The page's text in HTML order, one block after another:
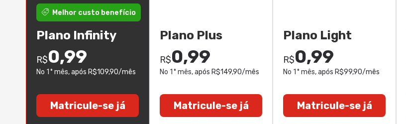
Melhor custo benefício
Plano Infinity
R$0,99
No 1° mês, após R$109,90/mês
Matricule-se já
Plano Plus
R$0,99
No 1° mês, após R$149,90/mês
Matricule-se já
Plano Light
R$0,99
No 1° mês, após R$99,90/mês
Matricule-se já